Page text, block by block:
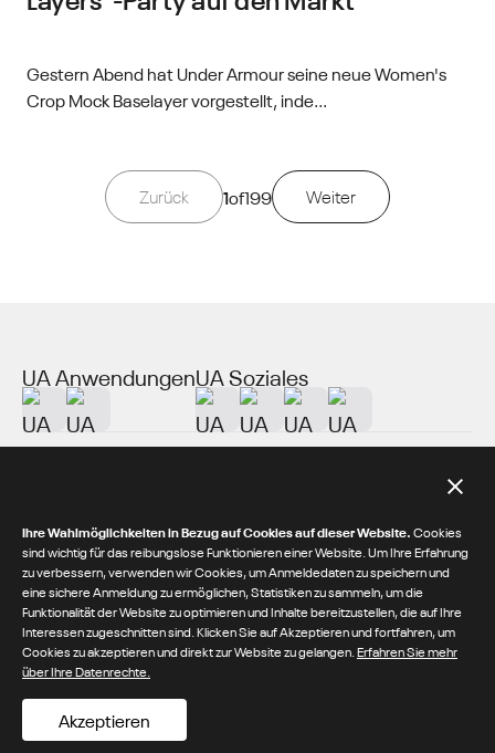
Gestern Abend hat Under Armour seine neue Women's
Crop Mock Baselayer vorgestellt, inde...
Zurück 1of199 Weiter
UA AnwendungenUA Soziales
© 2026 Under Armour® Inc.
Datenschutzrichtlinie /
Allgemeine Geschäftsbedingungen /
Ihre Wahlmöglichkeiten in Bezug auf Cookies auf dieser Website.Cookies
sind wichtig für das reibungslose Funktionieren einer Website. Um Ihre Erfahrung
zu verbessern, verwenden wir Cookies, um Anmeldedaten zu speichern und
eine sichere Anmeldung zu ermöglichen, Statistiken zu sammeln, um die
Funktionalität der Website zu optimieren und Inhalte bereitzustellen, die auf Ihre
Interessen zugeschnitten sind. Klicken Sie auf Akzeptieren und fortfahren, um
Cookies zu akzeptieren und direkt zur Website zu gelangen. Erfahren Sie mehr
über Ihre Datenrechte.
Akzeptieren